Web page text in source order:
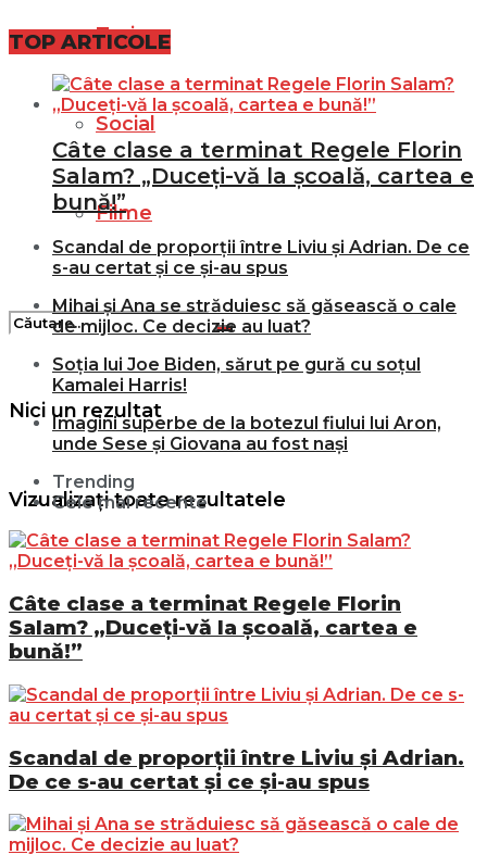
Turism
Social
Filme
Nici un rezultat
Vizualizați toate rezultatele
TOP ARTICOLE
Câte clase a terminat Regele Florin
Salam? „Duceți-vă la școală, cartea e
bună!”
Scandal de proporții între Liviu și Adrian. De ce
s-au certat și ce și-au spus
Mihai și Ana se străduiesc să găsească o cale
de mijloc. Ce decizie au luat?
Soția lui Joe Biden, sărut pe gură cu soțul
Kamalei Harris!
Imagini superbe de la botezul fiului lui Aron,
unde Sese și Giovana au fost nași
Trending
Cele mai recente
Câte clase a terminat Regele Florin
Salam? „Duceți-vă la școală, cartea e
bună!”
Scandal de proporții între Liviu și Adrian.
De ce s-au certat și ce și-au spus